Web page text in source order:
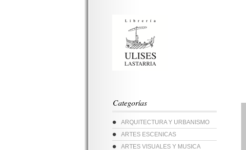
Categorías
ARQUITECTURA Y URBANISMO
ARTES ESCENICAS
ARTES VISUALES Y MUSICA